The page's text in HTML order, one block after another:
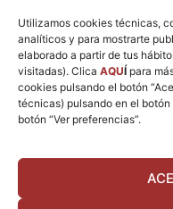
Utilizamos cookies técnicas,
analíticos y para mostrarte
elaborado a partir de tus
visitadas). Clica AQUÍ para
cookies pulsando el botón
técnicas) pulsando en el
botón “Ver preferencias”.
21st mayo 2026
Llevas meses
mismo. La tela
aguanta
de mí» y te